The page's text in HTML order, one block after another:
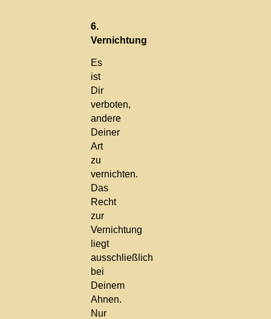
6.
Vernichtung
Es
ist
Dir
verboten,
andere
Deiner
Art
zu
vernichten.
Das
Recht
zur
Vernichtung
liegt
ausschließlich
bei
Deinem
Ahnen.
Nur